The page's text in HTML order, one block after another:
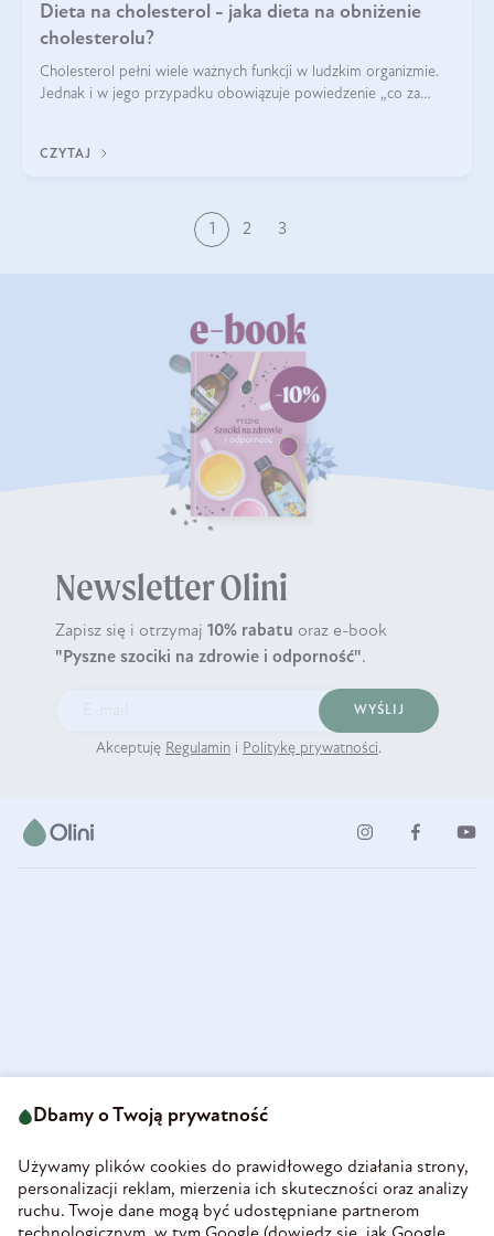
Dieta na cholesterol - jaka dieta na obniżenie
cholesterolu?
Cholesterol pełni wiele ważnych funkcji w ludzkim organizmie.
Jednak i w jego przypadku obowiązuje powiedzenie „co za
CZYTAJ
1 2 3
Newsletter Olini
Zapisz się i otrzymaj 10% rabatu oraz e-book
"Pyszne szociki na zdrowie i odporność".
WYŚLIJ
Akceptuję Regulamin i Politykę prywatności.
58-160 Świebodzice
REGON 890213034
INFORMACJE
Dbamy o Twoją prywatność
Używamy plików cookies do prawidłowego działania strony,
personalizacji reklam, mierzenia ich skuteczności oraz analizy
ruchu. Twoje dane mogą być udostępniane partnerom